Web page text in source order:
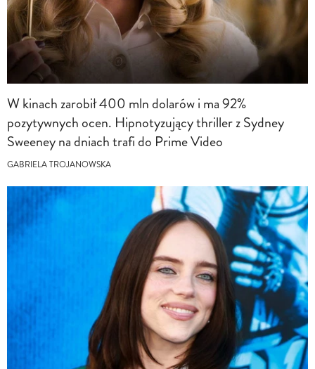
W kinach zarobił 400 mln dolarów i ma 92%
pozytywnych ocen. Hipnotyzujący thriller z Sydney
Sweeney na dniach trafi do Prime Video
GABRIELA TROJANOWSKA